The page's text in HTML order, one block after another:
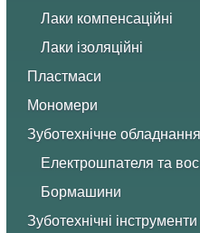
Лаки компенсаційні
Лаки ізоляційні
Пластмаси
Мономери
Зуботехнічне обладнання
Електрошпателя та
Бормашини
Зуботехнічні інструменти